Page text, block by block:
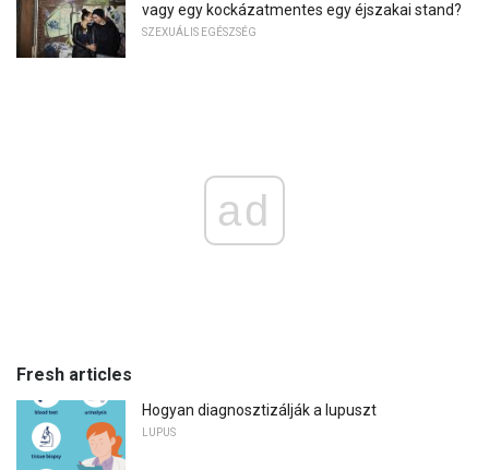
vagy egy kockázatmentes egy éjszakai stand?
SZEXUÁLIS EGÉSZSÉG
ad
Fresh articles
Hogyan diagnosztizálják a lupuszt
LUPUS